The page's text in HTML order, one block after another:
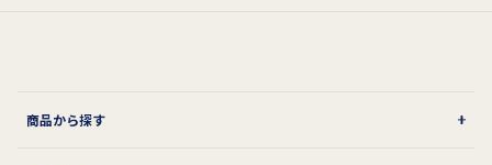
商品から探す